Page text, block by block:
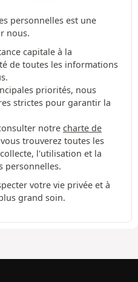
personnelles est une
nous.
capitale à la
de toutes les informations
priorités, nous
strictes pour garantir la
notre charte de
trouverez toutes les
l'utilisation et la
personnelles.
votre vie privée et à
grand soin.